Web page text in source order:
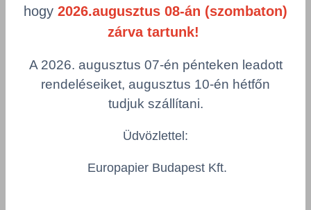
hogy 2026.augusztus 08-án (szombaton)
zárva tartunk!
A 2026. augusztus 07-én pénteken leadott
rendeléseiket, augusztus 10-én hétfőn
tudjuk szállítani.
Üdvözlettel:
Europapier Budapest Kft.